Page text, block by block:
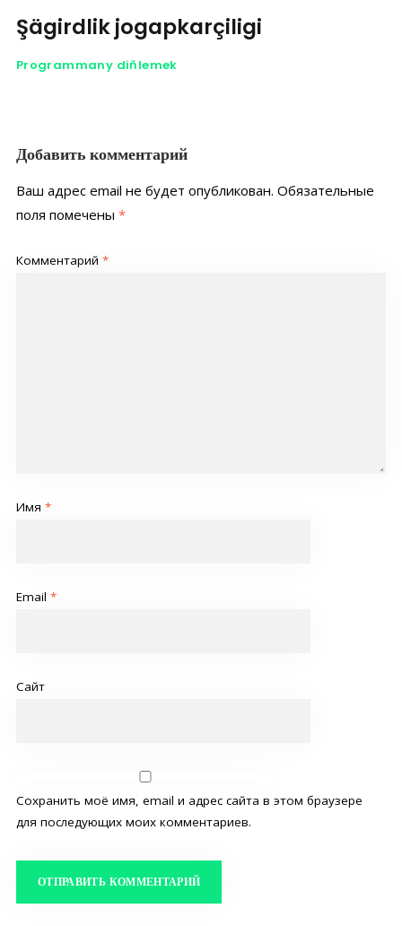
Şägirdlik jogapkarçiligi
Programmany diňlemek
Добавить комментарий
Ваш адрес email не будет опубликован. Обязательные
поля помечены *
Комментарий *
Имя *
Email *
Сайт
Сохранить моё имя, email и адрес сайта в этом браузере
для последующих моих комментариев.